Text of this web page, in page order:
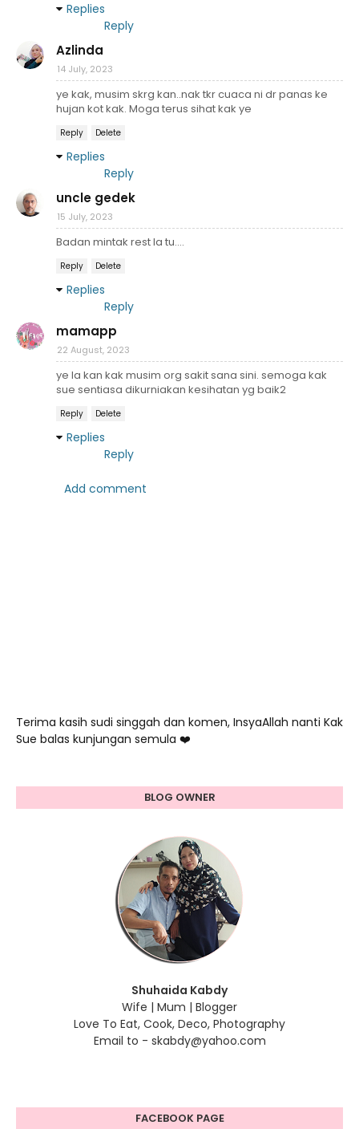
Replies
Reply
Azlinda
14 July, 2023
ye kak, musim skrg kan..nak tkr cuaca ni dr panas ke
hujan kot kak. Moga terus sihat kak ye
Reply Delete
Replies
Reply
uncle gedek
15 July, 2023
Badan mintak rest la tu....
Reply Delete
Replies
Reply
mamapp
22 August, 2023
ye la kan kak musim org sakit sana sini. semoga kak
sue sentiasa dikurniakan kesihatan yg baik2
Reply Delete
Replies
Reply
Add comment
Terima kasih sudi singgah dan komen, InsyaAllah nanti Kak
Sue balas kunjungan semula ❤️
BLOG OWNER
Shuhaida Kabdy
Wife | Mum | Blogger
Love To Eat, Cook, Deco, Photography
Email to - skabdy@yahoo.com
FACEBOOK PAGE